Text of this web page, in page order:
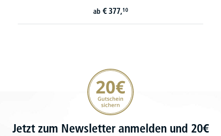
ab € 377,10
20€ Gutschein sichern
Jetzt zum Newsletter anmelden und 20€